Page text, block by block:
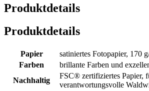
Produktdetails
Produktdetails
Papier
satiniertes Fotopapier, 170
Farben
brillante Farben und
Nachhaltig
FSC® zertifiziertes Papier,
verantwortungsvolle